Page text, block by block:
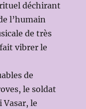
déchirant
l’humain
de très
vibrer le
de
le soldat
le